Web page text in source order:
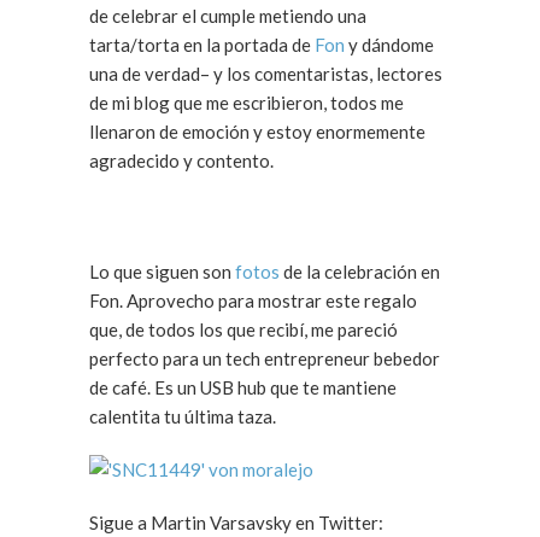
de celebrar el cumple metiendo una
tarta/torta en la portada de Fon y dándome
una de verdad– y los comentaristas, lectores
de mi blog que me escribieron, todos me
llenaron de emoción y estoy enormemente
agradecido y contento.
Lo que siguen son fotos de la celebración en
Fon. Aprovecho para mostrar este regalo
que, de todos los que recibí, me pareció
perfecto para un tech entrepreneur bebedor
de café. Es un USB hub que te mantiene
calentita tu última taza.
Sigue a Martin Varsavsky en Twitter: